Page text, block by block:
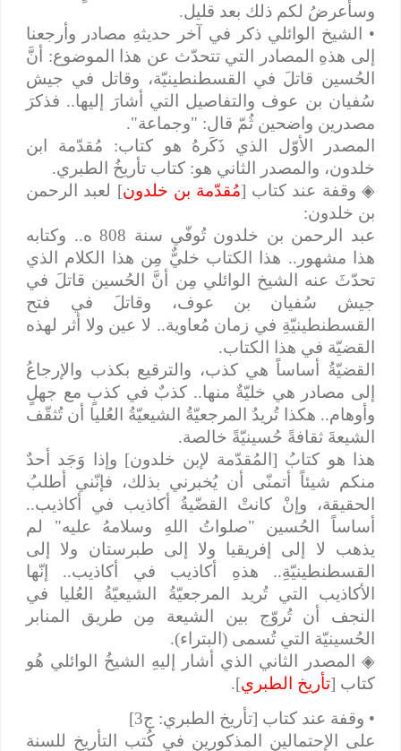
وسأعرضُ لكم ذلك بعد قليل.
• الشيخ الوائلي ذكر في آخر حديثهِ مصادر وأرجعنا
إلى هذهِ المصادر التي تتحدّث عن هذا الموضوع: أنَّ
الحُسين قاتلَ في القسطنطينيّة، وقاتل في جيش
سُفيان بن عوف والتفاصيل التي أشارَ إليها.. فذكرَ
مصدرين واضحين ثُمّ قال: "وجماعة".
المصدر الأوّل الذي ذَكَرهُ هو كتاب: مُقدّمة ابن
خلدون، والمصدر الثاني هو: كتاب تأريخُ الطبري.
◈وقفة عند كتاب [ مُقدّمة بن خلدون] لعبد الرحمن
بن خلدون:
عبد الرحمن بن خلدون تُوفّي سنة 808 ه.. وكتابه
هذا مشهور.. هذا الكتاب خليٌّ مِن هذا الكلام الذي
تحدّثَ عنه الشيخ الوائلي مِن أنَّ الحُسين قاتلَ في
جيش سُفيان بن عوف، وقاتلَ في فتح
القسطنطينيّةِ في زمان مُعاوية.. لا عين ولا أثر لهذه
القضيّة في هذا الكتاب.
القضيّةُ أساساً هي كذب، والترقيع بكذب والإرجاعُ
إلى مصادر هي خليّةٌ منها.. كذبٌ في كذبٍ مع جهلٍ
وأوهام.. هكذا تُريدُ المرجعيّةُ الشيعيّةُ العُليا أن تُثقّف
الشيعةَ ثقافةً حُسينيّةً خالصة.
هذا هو كتابُ [المُقدّمة لإبن خلدون] وإذا وَجَد أحدٌ
منكم شيئاً أتمنّى أن يُخبرني بذلك، فإنّني أطلبُ
الحقيقة، وإنْ كانتْ القضّيةُ أكاذيب في أكاذيب..
أساساً الحُسين "صلواتُ اللهِ وسلامهُ عليه" لم
يذهب لا إلى إفريقيا ولا إلى طبرستان ولا إلى
القسطنطينيّةِ.. هذهِ أكاذيب في أكاذيب.. إنّها
الأكاذيب التي تُريد المرجعيّةُ الشيعيّةُ العُليا في
النجف أن تُروّج بين الشيعة مِن طريق المنابر
الحُسينيّة التي تُسمى (البتراء).
◈المصدر الثاني الذي أشار إليهِ الشيخُ الوائلي هُو
كتاب [ تأريخ الطبري].
• وقفة عند كتاب [تأريخ الطبري: ج3]
على الإحتمالين المذكورين في كُتب التأريخ للسنة